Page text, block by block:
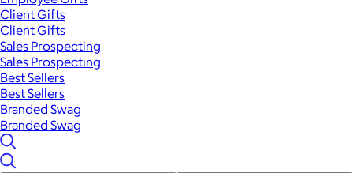
Client Gifts
Client Gifts
Sales Prospecting
Sales Prospecting
Best Sellers
Best Sellers
Branded Swag
Branded Swag